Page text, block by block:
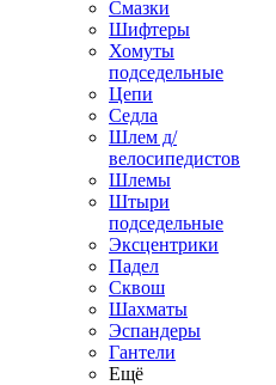
Смазки
Шифтеры
Хомуты
подседельные
Цепи
Седла
Шлем д/
велосипедистов
Шлемы
Штыри
подседельные
Эксцентрики
Падел
Сквош
Шахматы
Эспандеры
Гантели
Ещё